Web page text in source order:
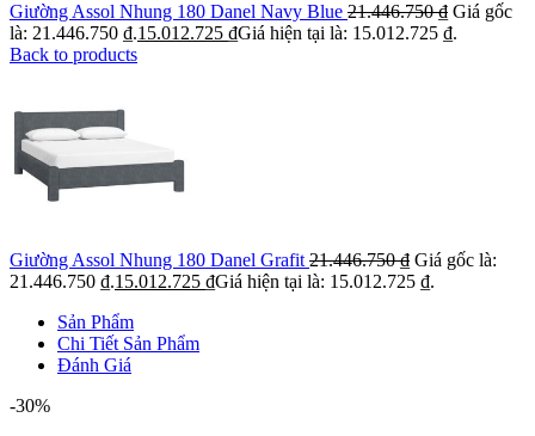
Giường Assol Nhung 180 Danel Navy Blue 21.446.750₫ Giá gốc
là: 21.446.750 ₫.15.012.725 ₫Giá hiện tại là: 15.012.725 ₫.
Back to products
Giường Assol Nhung 180 Danel Grafit 21.446.750₫ Giá gốc là:
21.446.750 ₫.15.012.725 ₫Giá hiện tại là: 15.012.725 ₫.
Sản Phẩm
Chi Tiết Sản Phẩm
Đánh Giá
-30%